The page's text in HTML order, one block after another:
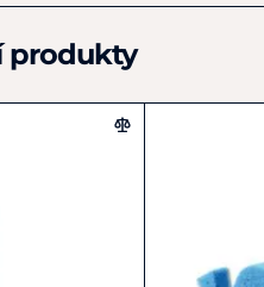
produkty